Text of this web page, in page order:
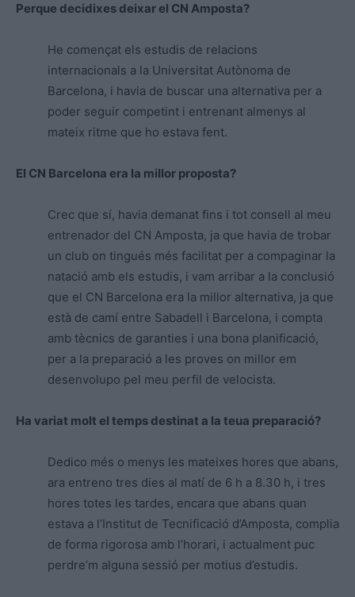
Perque decidixes deixar el CN Amposta?
He començat els estudis de relacions
internacionals a la Universitat Autònoma de
Barcelona, i havia de buscar una alternativa per a
poder seguir competint i entrenant almenys al
mateix ritme que ho estava fent.
El CN Barcelona era la millor proposta?
Crec que sí, havia demanat fins i tot consell al meu
entrenador del CN Amposta, ja que havia de trobar
un club on tingués més facilitat per a compaginar la
natació amb els estudis, i vam arribar a la conclusió
que el CN Barcelona era la millor alternativa, ja que
està de camí entre Sabadell i Barcelona, i compta
amb tècnics de garanties i una bona planificació,
per a la preparació a les proves on millor em
desenvolupo pel meu perfil de velocista.
Ha variat molt el temps destinat a la teua preparació?
Dedico més o menys les mateixes hores que abans,
ara entreno tres dies al matí de 6 h a 8.30 h, i tres
hores totes les tardes, encara que abans quan
estava a l’Institut de Tecnificació d’Amposta, complia
de forma rigorosa amb l’horari, i actualment puc
perdre’m alguna sessió per motius d’estudis.